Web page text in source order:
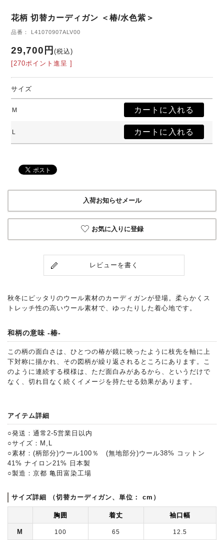
花柄 切替カーディガン ＜椿/水色紫＞
品番： L41070907ALV00
29,700円(税込)
[270ポイント進呈 ]
サイズ
M
L
入荷お知らせメール
お気に入りに登録
レビューを書く
秋冬にピッタリのウール素材のカーディガンが登場。柔らかくス
トレッチ性の高いウール素材で、ゆったりした着心地です。
和柄の意味 -椿-
この柄の面白さは、ひとつの椿が鏡に映ったように枝先を軸に上
下対称に描かれ、その図柄が繰り返されるところにあります。こ
のように連続する模様は、ただ面白みがあるから、というだけで
なく、切れ目なく続くイメージを持たせる効果があります。
アイテム詳細
○発送：通常2-5営業日以内
○サイズ：M,L
○素材：(柄部分)ウール100％ (無地部分)ウール38% コットン
41% ナイロン21% 日本製
○製造：京都 亀田富染工場
サイズ詳細 （切替カーディガン、単位： cm）
胸囲 着丈 袖口幅
M 100 65 12.5